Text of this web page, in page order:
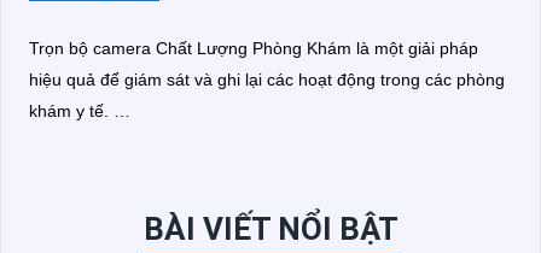
Trọn bộ camera Chất Lượng Phòng Khám là một giải pháp
hiệu quả để giám sát và ghi lại các hoạt động trong các phòng
khám y tế.
theo dõi bệnh nhân và tăng cường an ninh trong phòng khám
BÀI VIẾT NỔI BẬT